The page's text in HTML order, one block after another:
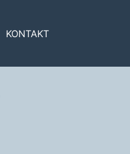
KONTAKT